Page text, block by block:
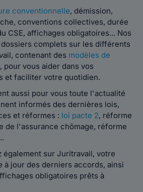
conventionnelle, démission,
conventions collectives, durée
CSE, affichages obligatoires... Nos
complets sur les différents
contenant des modèles de
pour vous aider dans vos
et faciliter votre quotidien.
aussi pour vous toute l'actualité
informés des dernières lois,
et réformes : loi pacte 2, réforme
de l'assurance chômage, réforme
également sur Juritravail, votre
jour des derniers accords, ainsi
obligatoires prêts à